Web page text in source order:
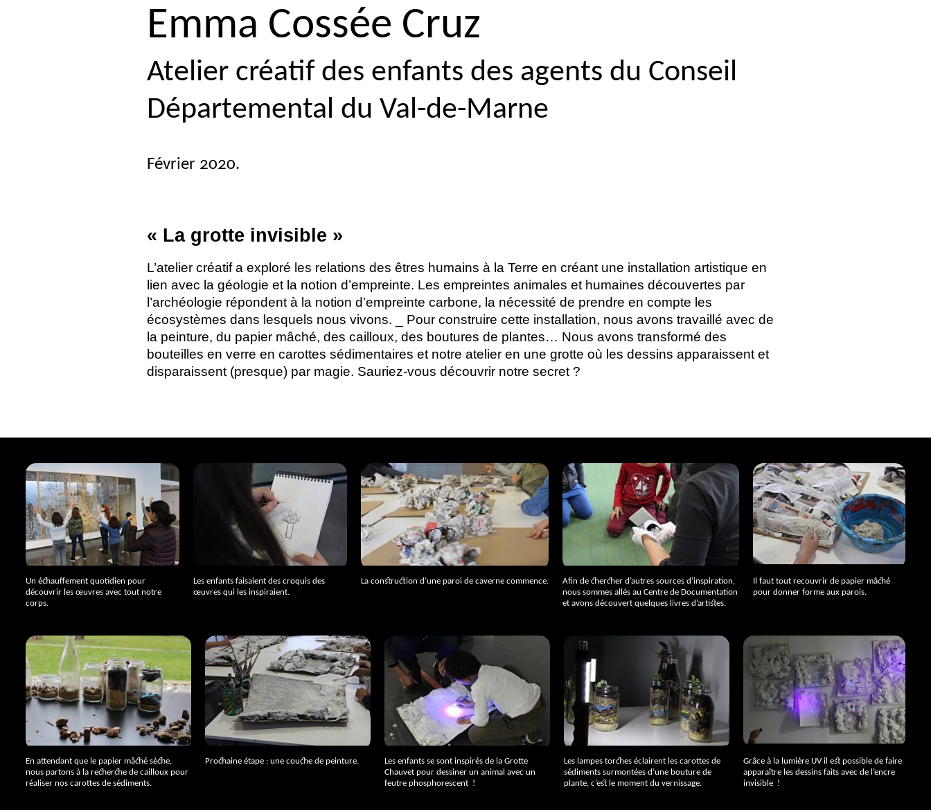
Emma Cossée Cruz
Atelier créatif des enfants des agents du Conseil
Départemental du Val-de-Marne
Février 2020.
« La grotte invisible »
L’atelier créatif a exploré les relations des êtres humains à la Terre en créant une installation artistique en
lien avec la géologie et la notion d’empreinte. Les empreintes animales et humaines découvertes par
l’archéologie répondent à la notion d’empreinte carbone, la nécessité de prendre en compte les
écosystèmes dans lesquels nous vivons. _ Pour construire cette installation, nous avons travaillé avec de
la peinture, du papier mâché, des cailloux, des boutures de plantes… Nous avons transformé des
bouteilles en verre en carottes sédimentaires et notre atelier en une grotte où les dessins apparaissent et
disparaissent (presque) par magie. Sauriez-vous découvrir notre secret ?
Un échauffement quotidien pour
découvrir les œuvres avec tout notre
corps.
Les enfants faisaient des croquis des
œuvres qui les inspiraient.
La construction d’une paroi de caverne commence.
Afin de chercher d’autres sources d’inspiration,
nous sommes allés au Centre de Documentation
et avons découvert quelques livres d’artistes.
Il faut tout recouvrir de papier mâché
pour donner forme aux parois.
En attendant que le papier mâché sèche,
nous partons à la recherche de cailloux pour
réaliser nos carottes de sédiments.
Prochaine étape : une couche de peinture.
Les enfants se sont inspirés de la Grotte
Chauvet pour dessiner un animal avec un
feutre phosphorescent !
Les lampes torches éclairent les carottes de
sédiments surmontées d’une bouture de
plante, c’est le moment du vernissage.
Grâce à la lumière UVil est possible de faire
apparaître les dessins faits avec de l’encre
invisible !